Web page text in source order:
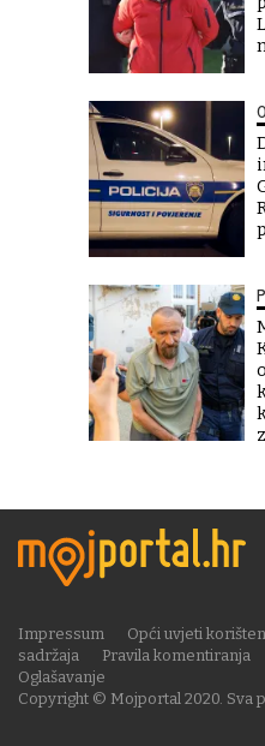
Copyright © Mojportal 2020. Sva
Impressum Opći uvjeti
sadržaja
Pravila komentiranja
Oglašavanje